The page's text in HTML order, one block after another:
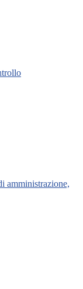
amministrazione,